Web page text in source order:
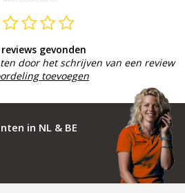
reviews gevonden
door het schrijven van een review
toevoegen
in NL & BE